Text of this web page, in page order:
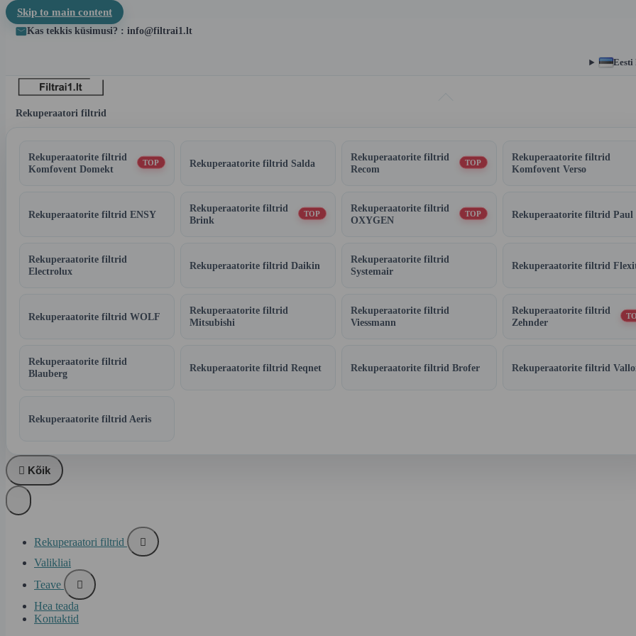
Skip to main content
Kas tekkis küsimusi? : info@filtrai1.lt
Eesti
Rekuperaatori filtrid
Rekuperaatorite filtrid
Komfovent Domekt
TOP Rekuperaatorite filtrid Salda
Rekuperaatorite filtrid
Recom
TOP
Rekuperaatorite filtrid
Komfovent Verso
Rekuperaatorite filtrid ENSY
Rekuperaatorite filtrid
Brink
TOP
Rekuperaatorite filtrid
OXYGEN
TOP Rekuperaatorite filtrid Paul
Rekuperaatorite filtrid
Electrolux
Rekuperaatorite filtrid Daikin
Rekuperaatorite filtrid
Systemair
Rekuperaatorite filtrid
Rekuperaatorite filtrid WOLF
Rekuperaatorite filtrid
Mitsubishi
Rekuperaatorite filtrid
Viessmann
Rekuperaatorite filtrid
Zehnder
Rekuperaatorite filtrid
Blauberg
Rekuperaatorite filtrid Reqnet Rekuperaatorite filtrid Brofer Rekuperaatorite filtrid
Rekuperaatorite filtrid Aeris
 Kõik
Rekuperaatori filtrid

Valikliai
Teave

Hea teada
Kontaktid